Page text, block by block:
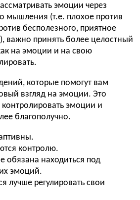
эмоции через
мышления (т.е. плохое против
бесполезного, приятное
важно принять более целостный
на эмоции и на свою
которые помогут вам
взгляд на эмоции. Это
эмоции и
благополучно.
контролю.
обязана находиться под
эмоций.
лучше регулировать свои